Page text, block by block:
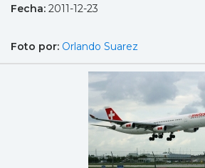
Fecha: 2011-12-23
Foto por: Orlando Suarez